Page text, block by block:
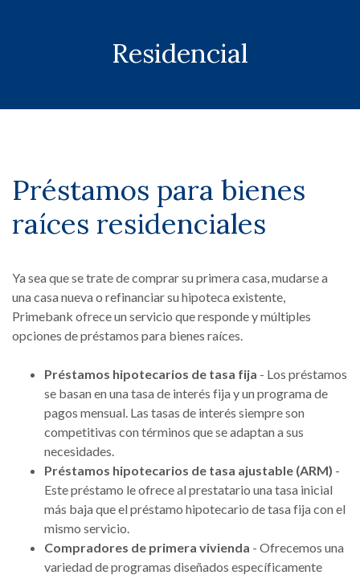
Residencial
Préstamos para bienes
raíces residenciales
Ya sea que se trate de comprar su primera casa, mudarse a
una casa nueva o refinanciar su hipoteca existente,
Primebank ofrece un servicio que responde y múltiples
opciones de préstamos para bienes raíces.
Préstamos hipotecarios de tasa fija - Los préstamos
se basan en una tasa de interés fija y un programa de
pagos mensual. Las tasas de interés siempre son
competitivas con términos que se adaptan a sus
necesidades.
Préstamos hipotecarios de tasa ajustable (ARM) -
Este préstamo le ofrece al prestatario una tasa inicial
más baja que el préstamo hipotecario de tasa fija con el
mismo servicio.
Compradores de primera vivienda - Ofrecemos una
variedad de programas diseñados específicamente